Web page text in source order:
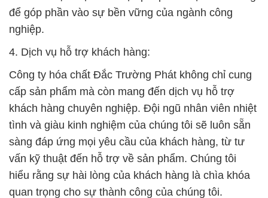
Với sự cam kết vững vàng về chất lượng và dài
hạn, Công ty hóa chất Đắc Trường Phát không chỉ
là đối tác cung cấp mà còn là đối tác chiến lược cho
sự phát triển bền vững của doanh nghiệp của bạn.
Chúng tôi tin rằng mối quan hệ cùng khách hàng
cần được xây dựng trên nền tảng của sự tin tưởng,
hiểu biết, và sự hỗ trợ liên tục.
Hãy đến với chúng tôi để trải nghiệm sự khác biệt
và sự chuyên nghiệp trong ngành công nghiệp hóa
chất. Chúng tôi sẽ là đối tác đáng tin cậy của bạn
trên con đường thành công.